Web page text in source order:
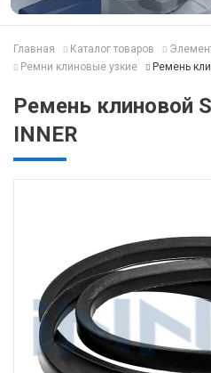
Главная Каталог товаров
Ремни клиновые узкие
Ремень
Ремень клиновой
INNER